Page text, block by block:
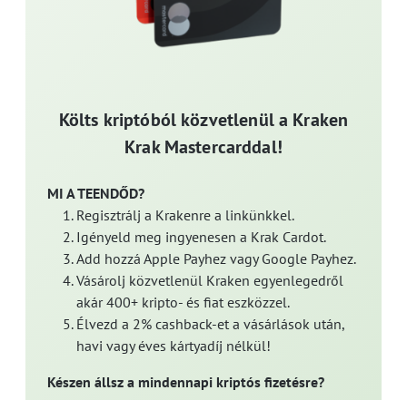
Költs kriptóból közvetlenül a Kraken
Krak Mastercarddal!
MI A TEENDŐD?
Regisztrálj a Krakenre a linkünkkel.
Igényeld meg ingyenesen a Krak Cardot.
Add hozzá Apple Payhez vagy Google Payhez.
Vásárolj közvetlenül Kraken egyenlegedről
akár 400+ kripto- és fiat eszközzel.
Élvezd a 2% cashback-et a vásárlások után,
havi vagy éves kártyadíj nélkül!
Készen állsz a mindennapi kriptós fizetésre?